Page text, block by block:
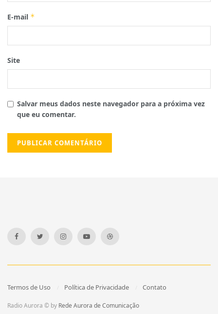
E-mail *
Site
Salvar meus dados neste navegador para a próxima vez
que eu comentar.
Termos de Uso Política de Privacidade Contato
Radio Aurora © by Rede Aurora de Comunicação